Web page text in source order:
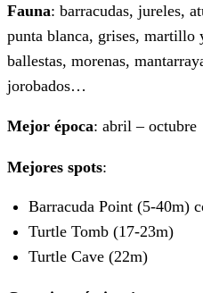
Fauna: barracudas, jureles,
punta blanca, grises, martillo
ballestas, morenas,
jorobados…
Mejor época: abril – octubre
Mejores spots:
Barracuda Point (5-40m)
Turtle Tomb (17-23m)
Turtle Cave (22m)